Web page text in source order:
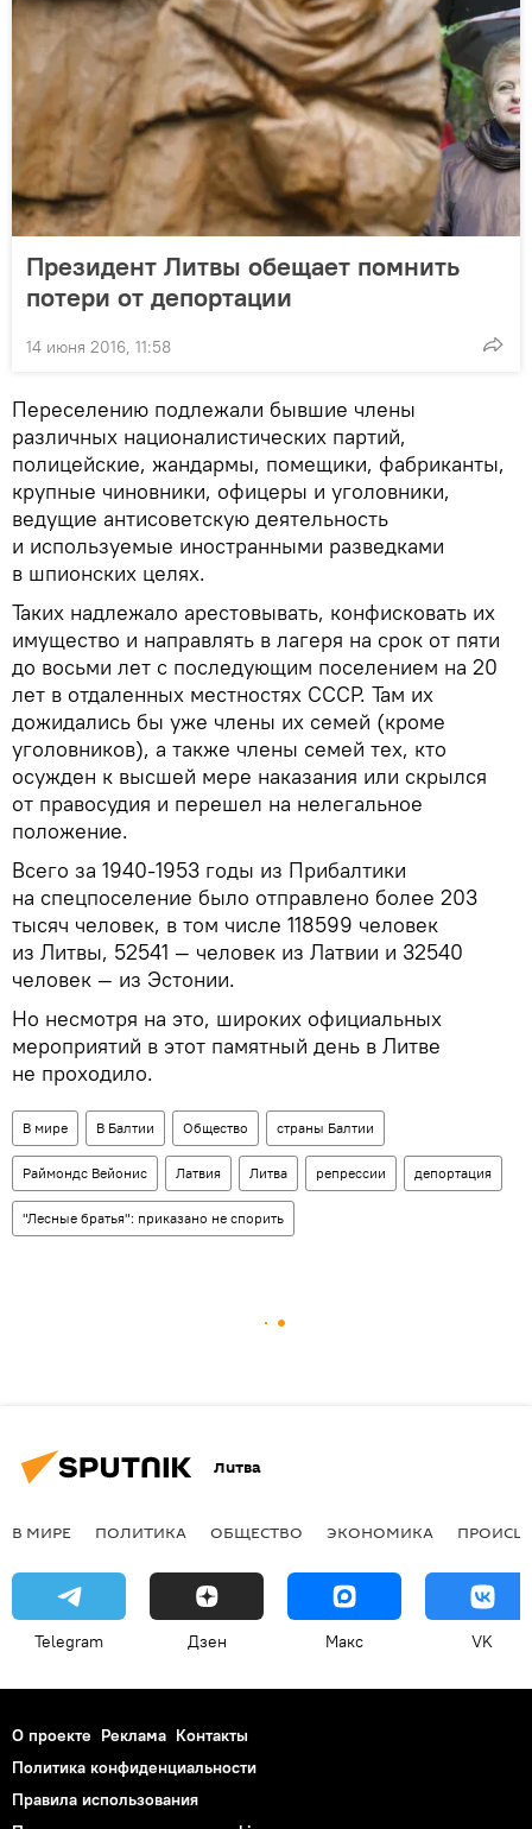
Президент Литвы обещает помнить
потери от депортации
14 июня 2016, 11:58
Переселению подлежали бывшие члены
различных националистических партий,
полицейские, жандармы, помещики, фабриканты,
крупные чиновники, офицеры и уголовники,
ведущие антисоветскую деятельность
и используемые иностранными разведками
в шпионских целях.
Таких надлежало арестовывать, конфисковать их
имущество и направлять в лагеря на срок от пяти
до восьми лет с последующим поселением на 20
лет в отдаленных местностях СССР. Там их
дожидались бы уже члены их семей (кроме
уголовников), а также члены семей тех, кто
осужден к высшей мере наказания или скрылся
от правосудия и перешел на нелегальное
положение.
Всего за 1940-1953 годы из Прибалтики
на спецпоселение было отправлено более 203
тысяч человек, в том числе 118599 человек
из Литвы, 52541 — человек из Латвии и 32540
человек — из Эстонии.
Но несмотря на это, широких официальных
мероприятий в этот памятный день в Литве
не проходило.
В мире В Балтии Общество страны Балтии
Раймондс Вейонис Латвия Литва репрессии депортация
"Лесные братья": приказано не спорить
Литва
В МИРЕ ПОЛИТИКА ОБЩЕСТВО ЭКОНОМИКА
Telegram Дзен Макс VK
О проекте Реклама Контакты
Политика конфиденциальности
Правила использования